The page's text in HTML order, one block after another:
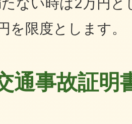
を限度とします。
通事故証明